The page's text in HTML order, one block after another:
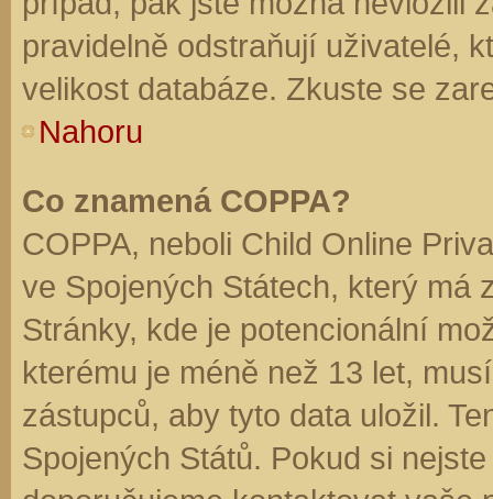
pravidelně odstraňují uživatelé,
velikost databáze. Zkuste se
Nahoru
Co znamená COPPA?
COPPA, neboli Child Online
ve Spojených Státech, který má
Stránky, kde je potencionální
kterému je méně než 13 let,
zástupců, aby tyto data uložil.
Spojených Států. Pokud si